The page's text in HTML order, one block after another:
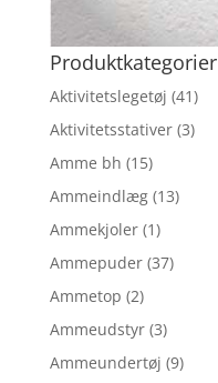
Produktkategorier
Aktivitetslegetøj (41)
Aktivitetsstativer (3)
Amme bh (15)
Ammeindlæg (13)
Ammekjoler (1)
Ammepuder (37)
Ammetop (2)
Ammeudstyr (3)
Ammeundertøj (9)